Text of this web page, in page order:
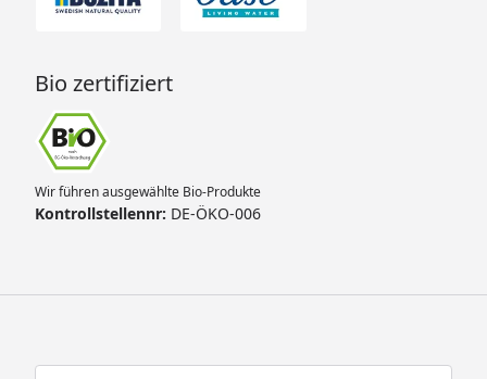
Bio zertifiziert
Wir führen ausgewählte Bio-Produkte
Kontrollstellennr: DE-ÖKO-006